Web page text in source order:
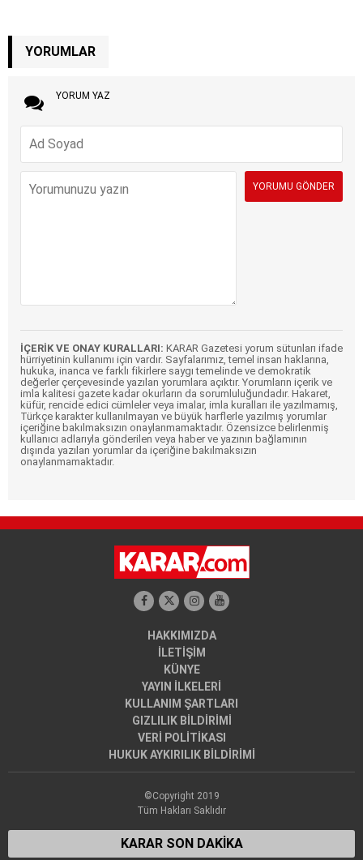
YORUMLAR
YORUM YAZ
İÇERİK VE ONAY KURALLARI: KARAR Gazetesi yorum sütunları ifade
hürriyetinin kullanımı için vardır. Sayfalarımız, temel insan haklarına,
hukuka, inanca ve farklı fikirlere saygı temelinde ve demokratik
değerler çerçevesinde yazılan yorumlara açıktır. Yorumların içerik ve
imla kalitesi gazete kadar okurların da sorumluluğundadır. Hakaret,
küfür, rencide edici cümleler veya imalar, imla kuralları ile yazılmamış,
Türkçe karakter kullanılmayan ve büyük harflerle yazılmış yorumlar
içeriğine bakılmaksızın onaylanmamaktadır. Özensizce belirlenmiş
kullanıcı adlarıyla gönderilen veya haber ve yazının bağlamının
dışında yazılan yorumlar da içeriğine bakılmaksızın
onaylanmamaktadır.
HAKKIMIZDA
İLETİŞİM
KÜNYE
YAYIN İLKELERİ
KULLANIM ŞARTLARI
GIZLILIK BİLDİRİMİ
VERİ POLİTİKASI
HUKUK AYKIRILIK BİLDİRİMİ
©Copyright 2019
Tüm Hakları Saklıdır
KARAR SON DAKİKA